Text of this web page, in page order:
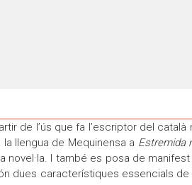
de l’ús que fa l’escriptor del català
llengua de Mequinensa a Estremida
I també es posa de
dues característiques essencials